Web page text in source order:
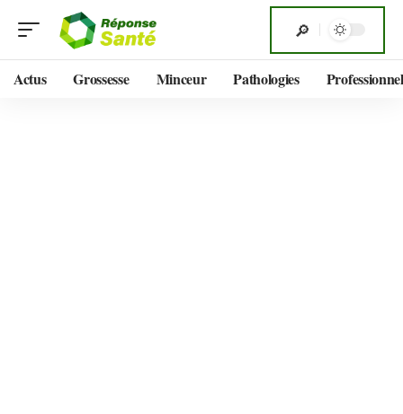
Actus Grossesse Minceur Pathologies